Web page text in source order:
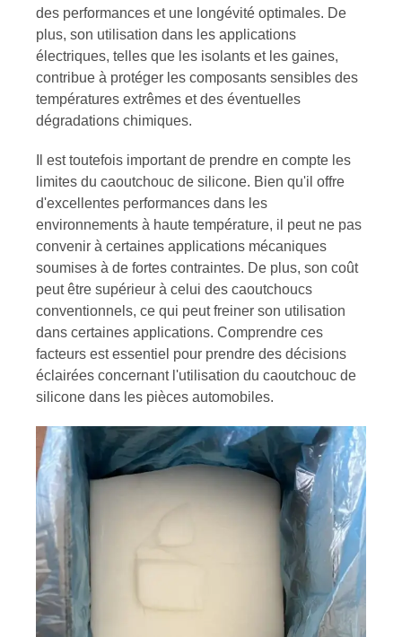
des performances et une longévité optimales. De
plus, son utilisation dans les applications
électriques, telles que les isolants et les gaines,
contribue à protéger les composants sensibles des
températures extrêmes et des éventuelles
dégradations chimiques.
Il est toutefois important de prendre en compte les
limites du caoutchouc de silicone. Bien qu'il offre
d'excellentes performances dans les
environnements à haute température, il peut ne pas
convenir à certaines applications mécaniques
soumises à de fortes contraintes. De plus, son coût
peut être supérieur à celui des caoutchoucs
conventionnels, ce qui peut freiner son utilisation
dans certaines applications. Comprendre ces
facteurs est essentiel pour prendre des décisions
éclairées concernant l'utilisation du caoutchouc de
silicone dans les pièces automobiles.